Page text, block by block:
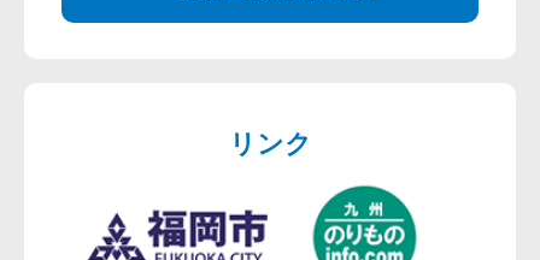
リンク